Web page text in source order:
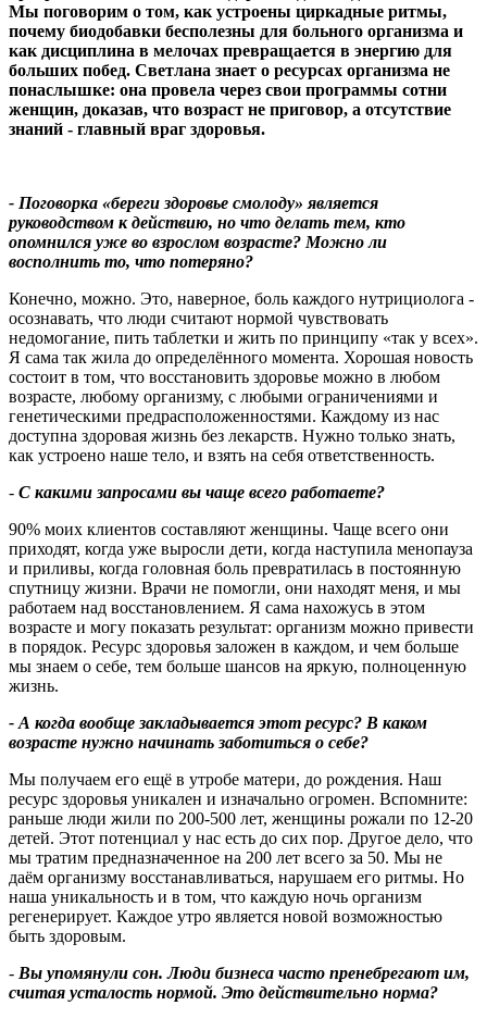
Мы поговорим о том, как устроены циркадные ритмы,
почему биодобавки бесполезны для больного организма и
как дисциплина в мелочах превращается в энергию для
больших побед. Светлана знает о ресурсах организма не
понаслышке: она провела через свои программы сотни
женщин, доказав, что возраст не приговор, а отсутствие
знаний - главный враг здоровья.
- Поговорка «береги здоровье смолоду» является
руководством к действию, но что делать тем, кто
опомнился уже во взрослом возрасте? Можно ли
восполнить то, что потеряно?
Конечно, можно. Это, наверное, боль каждого нутрициолога -
осознавать, что люди считают нормой чувствовать
недомогание, пить таблетки и жить по принципу «так у всех».
Я сама так жила до определённого момента. Хорошая новость
состоит в том, что восстановить здоровье можно в любом
возрасте, любому организму, с любыми ограничениями и
генетическими предрасположенностями. Каждому из нас
доступна здоровая жизнь без лекарств. Нужно только знать,
как устроено наше тело, и взять на себя ответственность.
- С какими запросами вы чаще всего работаете?
90% моих клиентов составляют женщины. Чаще всего они
приходят, когда уже выросли дети, когда наступила менопауза
и приливы, когда головная боль превратилась в постоянную
спутницу жизни. Врачи не помогли, они находят меня, и мы
работаем над восстановлением. Я сама нахожусь в этом
возрасте и могу показать результат: организм можно привести
в порядок. Ресурс здоровья заложен в каждом, и чем больше
мы знаем о себе, тем больше шансов на яркую, полноценную
жизнь.
- А когда вообще закладывается этот ресурс? В каком
возрасте нужно начинать заботиться о себе?
Мы получаем его ещё в утробе матери, до рождения. Наш
ресурс здоровья уникален и изначально огромен. Вспомните:
раньше люди жили по 200‑500 лет, женщины рожали по 12‑20
детей. Этот потенциал у нас есть до сих пор. Другое дело, что
мы тратим предназначенное на 200 лет всего за 50. Мы не
даём организму восстанавливаться, нарушаем его ритмы. Но
наша уникальность и в том, что каждую ночь организм
регенерирует. Каждое утро является новой возможностью
быть здоровым.
- Вы упомянули сон. Люди бизнеса часто пренебрегают им,
считая усталость нормой. Это действительно норма?